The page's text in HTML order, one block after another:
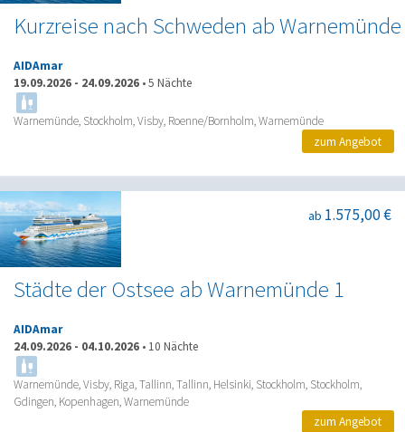
Kurzreise nach Schweden ab Warnemünde
AIDAmar
19.09.2026 - 24.09.2026 •5 Nächte
Warnemünde, Stockholm, Visby, Roenne/Bornholm, Warnemünde
zum Angebot
Städte der Ostsee ab Warnemünde 1
ab 1.575,00 €
AIDAmar
24.09.2026 - 04.10.2026 • 10 Nächte
Warnemünde, Visby, Riga, Tallinn, Tallinn, Helsinki, Stockholm, Stockholm,
Gdingen, Kopenhagen, Warnemünde
zum Angebot